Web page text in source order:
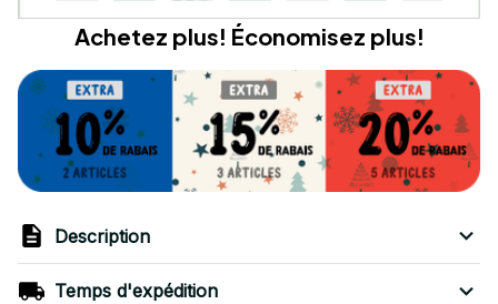
Achetez plus! Économisez plus!
Description
Temps d'expédition